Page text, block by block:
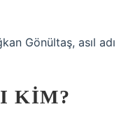
Gönültaş, asıl
KIM?